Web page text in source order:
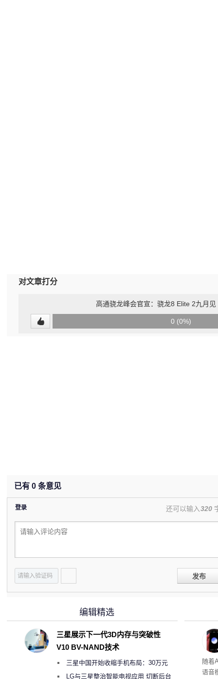
对文章打分
高通骁龙峰会官宣：骁龙8 Elite 2九月
0 (0%)
已有 0 条意见
登录 还可以输入320
发布
理”
随着
语音
编辑精选
三星展示下一代3D内存与突破性
V10 BV-NAND技术
三星中国开始收缩手机布局：30万元
月销售额不达标门店 将被逐步清退
LG与三星整治智能电视应用 切断后台